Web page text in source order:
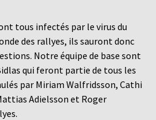
tous infectés par le virus du
des rallyes, ils sauront donc
Notre équipe de base sont
qui feront partie de tous les
par Miriam Walfridsson, Cathi
Adielsson et Roger